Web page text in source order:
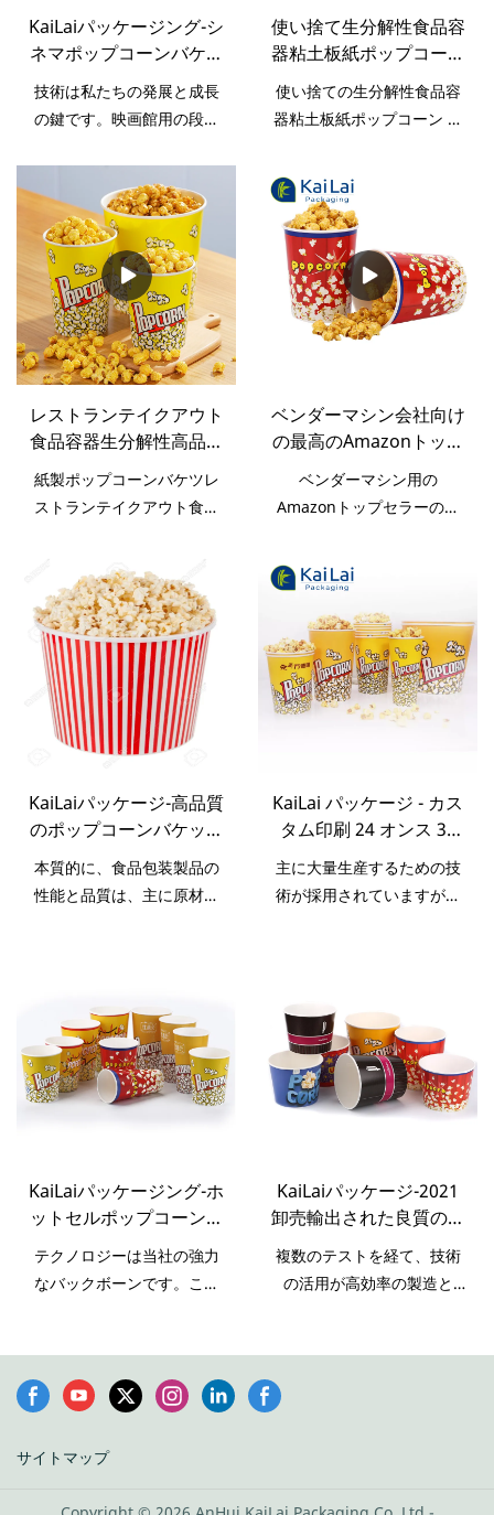
KaiLaiパッケージング-シ
ネマポップコーンバケッ
ト用の段ボールポップコ
ーンカップスナックファ
ーストフードボックス紙
技術は私たちの発展と成長
の鍵です。映画館用の段ボ
ックス紙バケツの利点が発
見されたため、その適用範
囲も大幅に拡大しました。
紙コップの分野では、それ
は非常に価値があります。
使い捨て生分解性食品容
器粘土板紙ポップコーン
カップ サプライヤー -
KaiLai Packaging
使い捨ての生分解性食品容
器粘土板紙ポップコーン カ
回っている同様の製品と比
較して、性能、品質、外観
などの点で比類のない優れ
た利点があり、市場で高い
評価を得ています.KaiLai
Packagingは過去の欠陥を
まとめていますし、継続的
ップコーン カップ サプライ
ヤーの仕様は、ニーズに応
じてカスタマイズできま
す。
レストランテイクアウト
食品容器生分解性高品質
紙ポップコーンバケツ
紙製ポップコーンバケツレ
ストランテイクアウト食品
ベンダーマシン会社向け
の最高のAmazonトップ
セラー使い捨てポップコ
ーン大きな紙コップ -
KaiLai Packaging
ベンダーマシン用の
Amazonトップセラーの使
紙コップ は、市場に出回っ
ている同様の製品と比較し
て、パフォーマンス、品
質、外観などの点で比類の
ない優れた利点があり、市
場で高い評価を得ていま
す.KaiLai Packagingは欠陥
います。ベンダーマシン用
のAmazonトップセラーの
使い捨てポップコーンビッ
グペーパーカップの仕様
KaiLaiパッケージ-高品質
のポップコーンバケット
のカスタム印刷された
24〜170オンスの使い捨
てリサイクル可能なポッ
本質的に、食品包装製品の
性能と品質は、主に原材料
試験を重ねてきました。こ
のようにして、製品の品質
はソースから保証されま
す。現在、この製品は優れ
た特性とその他の特性を備
KaiLai パッケージ - カス
タム印刷 24 オンス 32
オンス 46 オンス 64 オ
ンス 85 オンス 130 オン
ス 170 オンス フル オン
主に大量生産するための技
術が採用されていますが、
KaiLaiパッケージング-ホ
ットセルポップコーンバ
ケットカスタムプリント
使い捨て紙ポップコーン
カップ、ドーム蓋付きポ
テクノロジーは当社の強力
なバックボーンです。これ
された使い捨て紙ポップコ
は、紙コップの分野に従事
されています。
KaiLaiパッケージ-2021
卸売輸出された良質のフ
ルカラープラスチックポ
ップコーン紙箱ポップコ
ーンバケット
複数のテストを経て、技術
の活用が高効率の製造と
カラープラスチックポップ
値があります。投資。
サイトマップ